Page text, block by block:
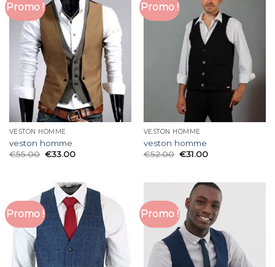
Promo !
VESTON HOMME
veston homme
€55.00 €33.00
Promo !
VESTON HOMME
veston homme
€52.00 €31.00
Promo ! Promo !